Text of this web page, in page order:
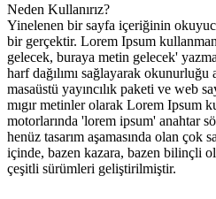
Neden Kullanırız?
Yinelenen bir sayfa içeriğinin
bir gerçektir. Lorem Ipsum
gelecek, buraya metin gelecek'
harf dağılımı sağlayarak okunurluğu
masaüstü yayıncılık paketi ve web
mıgır metinler olarak Lorem Ipsum
motorlarında 'lorem ipsum' anahtar
henüz tasarım aşamasında olan çok
içinde, bazen kazara, bazen bilinçli
çeşitli sürümleri geliştirilmiştir.